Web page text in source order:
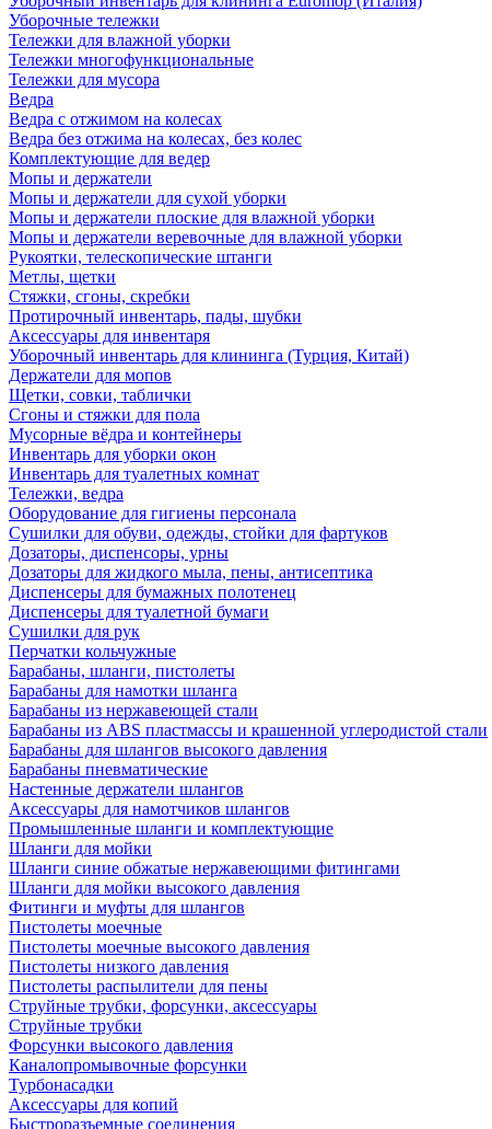
Уборочные тележки
Тележки для влажной уборки
Тележки многофункциональные
Тележки для мусора
Ведра
Ведра с отжимом на колесах
Ведра без отжима на колесах, без колес
Комплектующие для ведер
Мопы и держатели
Мопы и держатели для сухой уборки
Мопы и держатели плоские для влажной уборки
Мопы и держатели веревочные для влажной уборки
Рукоятки, телескопические штанги
Метлы, щетки
Стяжки, сгоны, скребки
Протирочный инвентарь, пады, шубки
Аксессуары для инвентаря
Уборочный инвентарь для клининга (Турция, Китай)
Держатели для мопов
Щетки, совки, таблички
Сгоны и стяжки для пола
Мусорные вёдра и контейнеры
Инвентарь для уборки окон
Инвентарь для туалетных комнат
Тележки, ведра
Оборудование для гигиены персонала
Сушилки для обуви, одежды, стойки для фартуков
Дозаторы, диспенсоры, урны
Дозаторы для жидкого мыла, пены, антисептика
Диспенсеры для бумажных полотенец
Диспенсеры для туалетной бумаги
Сушилки для рук
Перчатки кольчужные
Барабаны, шланги, пистолеты
Барабаны для намотки шланга
Барабаны из нержавеющей стали
Барабаны из ABS пластмассы и крашенной углеродистой стали
Барабаны для шлангов высокого давления
Барабаны пневматические
Настенные держатели шлангов
Аксессуары для намотчиков шлангов
Промышленные шланги и комплектующие
Шланги для мойки
Шланги синие обжатые нержавеющими фитингами
Шланги для мойки высокого давления
Фитинги и муфты для шлангов
Пистолеты моечные
Пистолеты моечные высокого давления
Пистолеты низкого давления
Пистолеты распылители для пены
Струйные трубки, форсунки, аксессуары
Струйные трубки
Форсунки высокого давления
Каналопромывочные форсунки
Турбонасадки
Аксессуары для копий
Быстроразъемные соединения